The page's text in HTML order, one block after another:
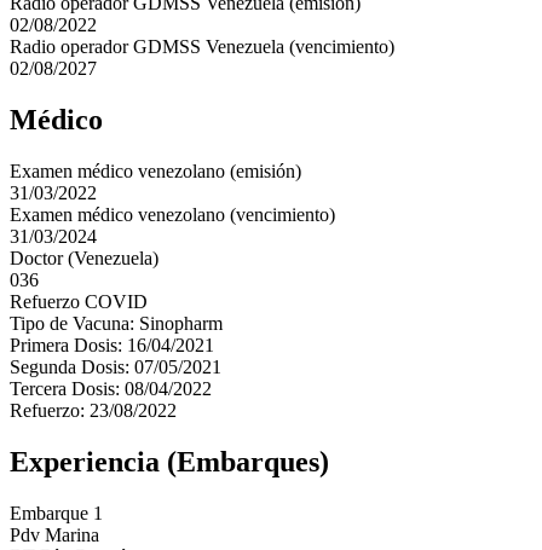
02/08/2022
Radio operador GDMSS Venezuela (vencimiento)
02/08/2027
Médico
Examen médico venezolano (emisión)
31/03/2022
Examen médico venezolano (vencimiento)
31/03/2024
Doctor (Venezuela)
036
Refuerzo COVID
Tipo de Vacuna: Sinopharm
Primera Dosis: 16/04/2021
Segunda Dosis: 07/05/2021
Tercera Dosis: 08/04/2022
Refuerzo: 23/08/2022
Experiencia (Embarques)
Embarque 1
Pdv Marina